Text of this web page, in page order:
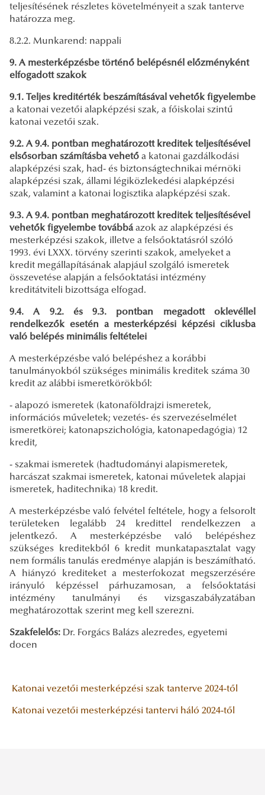
teljesítésének részletes követelményeit a szak tanterve
határozza meg.
8.2.2. Munkarend: nappali
9. A mesterképzésbe történő belépésnél előzményként
elfogadott szakok
9.1. Teljes kreditérték beszámításával vehetők figyelembe
a katonai vezetői alapképzési szak, a főiskolai szintű
katonai vezetői szak.
9.2. A 9.4. pontban meghatározott kreditek teljesítésével
elsősorban számításba vehető a katonai gazdálkodási
alapképzési szak, had- és biztonságtechnikai mérnöki
alapképzési szak, állami légiközlekedési alapképzési
szak, valamint a katonai logisztika alapképzési szak.
9.3. A 9.4. pontban meghatározott kreditek teljesítésével
vehetők figyelembe továbbáazok az alapképzési és
mesterképzési szakok, illetve a felsőoktatásról szóló
1993. évi LXXX. törvény szerinti szakok, amelyeket a
kredit megállapításának alapjául szolgáló ismeretek
összevetése alapján a felsőoktatási intézmény
kreditátviteli bizottsága elfogad.
9.4. A 9.2. és 9.3. pontban megadott oklevéllel
rendelkezők esetén a mesterképzési képzési ciklusba
való belépés minimális feltételei
A mesterképzésbe való belépéshez a korábbi
tanulmányokból szükséges minimális kreditek száma 30
kredit az alábbi ismeretkörökből:
- alapozó ismeretek (katonaföldrajzi ismeretek,
információs műveletek; vezetés- és szervezéselmélet
ismeretkörei; katonapszichológia, katonapedagógia) 12
kredit,
- szakmai ismeretek (hadtudományi alapismeretek,
harcászat szakmai ismeretek, katonai műveletek alapjai
ismeretek, haditechnika) 18 kredit.
A mesterképzésbe való felvétel feltétele, hogy a felsorolt
területeken legalább 24 kredittel rendelkezzen a
jelentkező. A mesterképzésbe való belépéshez
szükséges kreditekből 6 kredit munkatapasztalat vagy
nem formális tanulás eredménye alapján is beszámítható.
A hiányzó krediteket a mesterfokozat megszerzésére
irányuló képzéssel párhuzamosan, a felsőoktatási
intézmény tanulmányi és vizsgaszabályzatában
meghatározottak szerint meg kell szerezni.
Szakfelelős: Dr. Forgács Balázs alezredes, egyetemi
docen
Katonai vezetői mesterképzési szak tanterve 2024-től
Katonai vezetői mesterképzési tantervi háló 2024-től